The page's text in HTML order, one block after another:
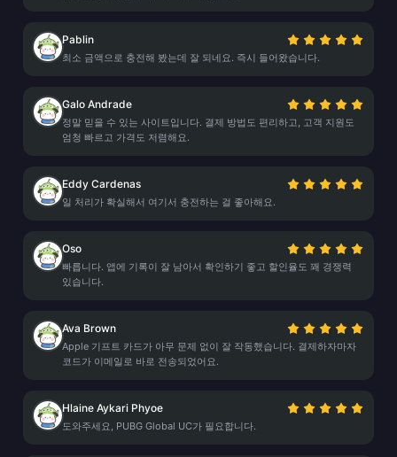
Pablin
최소 금액으로 충전해 봤는데 잘 되네요. 즉시 들어왔습니다.
Galo Andrade
정말 믿을 수 있는 사이트입니다. 결제 방법도 편리하고, 고객 지원도
엄청 빠르고 가격도 저렴해요.
Eddy Cardenas
일 처리가 확실해서 여기서 충전하는 걸 좋아해요.
Oso
빠릅니다. 앱에 기록이 잘 남아서 확인하기 좋고 할인율도 꽤 경쟁력
있습니다.
Ava Brown
Apple 기프트 카드가 아무 문제 없이 잘 작동했습니다. 결제하자마자
코드가 이메일로 바로 전송되었어요.
Hlaine Aykari Phyoe
도와주세요, PUBG Global UC가 필요합니다.